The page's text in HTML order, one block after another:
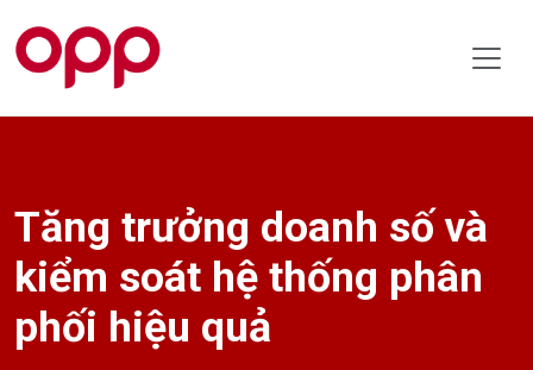
Tăng trưởng doanh số và
kiểm soát hệ thống phân
phối hiệu quả